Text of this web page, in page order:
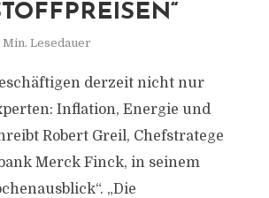
Min. Lesedauer
derzeit nicht nur
Inflation, Energie und
Robert Greil, Chefstratege
Merck Finck, in seinem
„Die